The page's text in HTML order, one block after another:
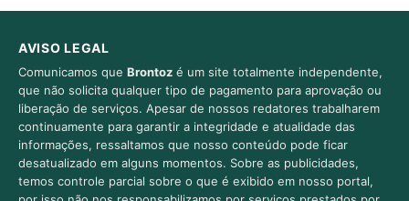
AVISO LEGAL
Comunicamos que Brontoz é um site totalmente independente,
que não solicita qualquer tipo de pagamento para aprovação ou
liberação de serviços. Apesar de nossos redatores trabalharem
continuamente para garantir a integridade e atualidade das
informações, ressaltamos que nosso conteúdo pode ficar
desatualizado em alguns momentos. Sobre as publicidades,
temos controle parcial sobre o que é exibido em nosso portal,